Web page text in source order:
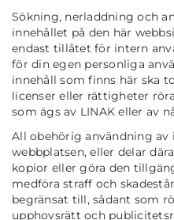
Sökning, nerladdning och
innehållet på den här
endast tillåtet för intern
för din egen personliga
innehåll som finns här ska
licenser eller rättigheter
som ägs av LINAK eller av
All obehörig användning av
webbplatsen, eller delar
kopior eller göra den
medföra straff och
begränsat till, sådant som
upphovsrätt och